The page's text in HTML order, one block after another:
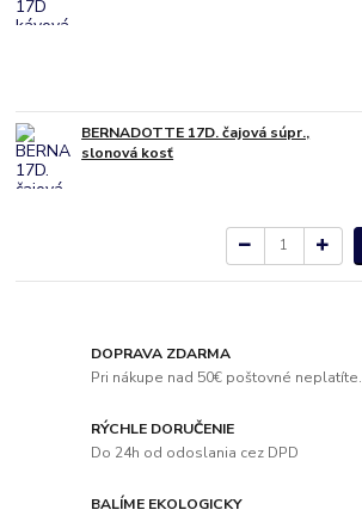
BERNADOTTE 17D. čajová súpr.,
slonová kosť
DOPRAVA ZDARMA
Pri nákupe nad 50€ poštovné neplatíte.
RÝCHLE DORUČENIE
Do 24h od odoslania cez DPD
BALÍME EKOLOGICKY